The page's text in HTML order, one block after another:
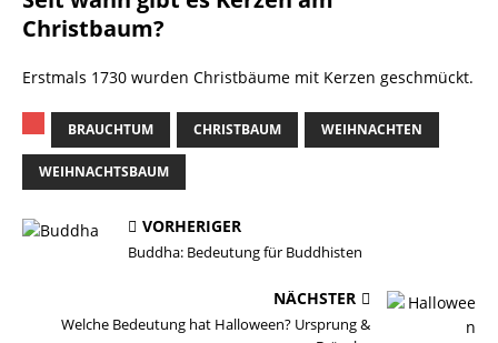
Christbaum?
Erstmals 1730 wurden Christbäume mit Kerzen geschmückt.
BRAUCHTUM CHRISTBAUM WEIHNACHTEN
WEIHNACHTSBAUM
VORHERIGER
Buddha: Bedeutung für Buddhisten
NÄCHSTER
Welche Bedeutung hat Halloween? Ursprung &